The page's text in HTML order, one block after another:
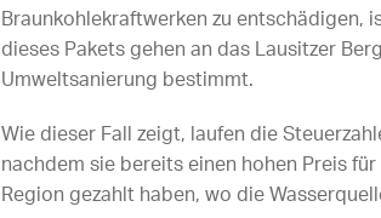
Braunkohlekraftwerken zu entschädigen,
dieses Pakets gehen an das Lausitzer
Umweltsanierung bestimmt.
Wie dieser Fall zeigt, laufen die
nachdem sie bereits einen hohen Preis
Region gezahlt haben, wo die